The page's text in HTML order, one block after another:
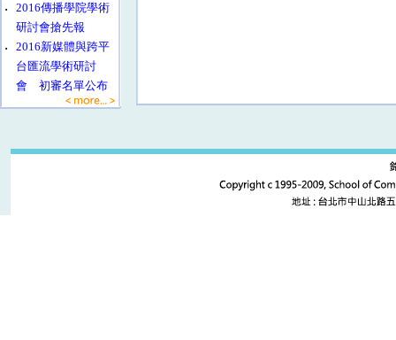
‧
2016傳播學院學術
研討會搶先報
‧
2016新媒體與跨平
台匯流學術研討
會 初審名單公布